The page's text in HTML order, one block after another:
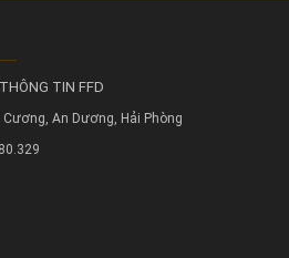
TIN FFD
An Dương, Hải Phòng